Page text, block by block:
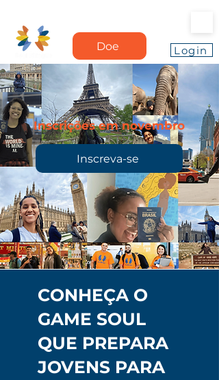
Doe Login
Inscrições em novembro
Inscreva-se
CONHEÇA O
GAME SOUL
QUE PREPARA
JOVENS PARA